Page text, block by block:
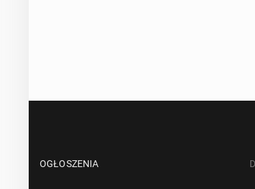
OGŁOSZENIA